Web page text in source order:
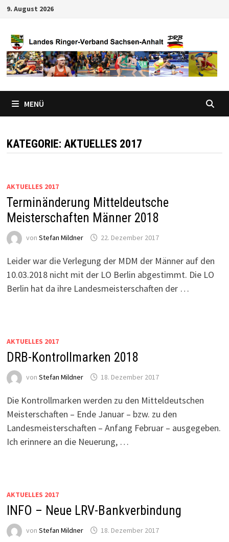
Zum
springen
9. August 2026
MENÜ
KATEGORIE: AKTUELLES 2017
AKTUELLES 2017
Terminänderung Mitteldeutsche
Meisterschaften Männer 2018
von Stefan Mildner 22. Dezember 2017
Leider war die Verlegung der MDM der Männer auf den
10.03.2018 nicht mit der LO Berlin abgestimmt. Die LO
Berlin hat da ihre Landesmeisterschaften der …
AKTUELLES 2017
DRB-Kontrollmarken 2018
von Stefan Mildner 18. Dezember 2017
Die Kontrollmarken werden zu den Mitteldeutschen
Meisterschaften – Ende Januar – bzw. zu den
Landesmeisterschaften – Anfang Februar – ausgegeben.
Ich erinnere an die Neuerung, …
AKTUELLES 2017
INFO – Neue LRV-Bankverbindung
von Stefan Mildner 18. Dezember 2017